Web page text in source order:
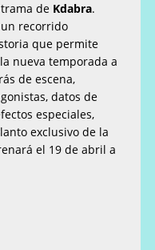
de Kdabra.
recorrido
que permite
nueva temporada a
de escena,
datos de
especiales,
exclusivo de la
el 19 de abril a